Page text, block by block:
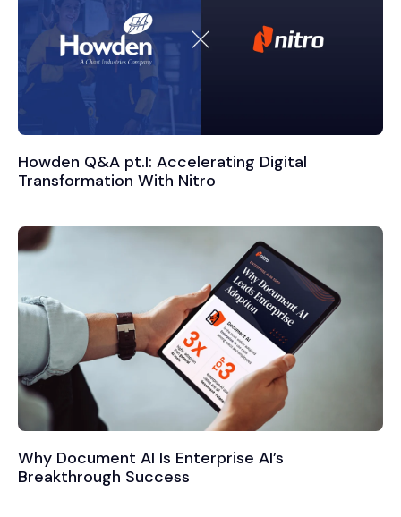
Howden Q&A pt.I: Accelerating Digital
Transformation With Nitro
Why Document AI Is Enterprise AI’s
Breakthrough Success